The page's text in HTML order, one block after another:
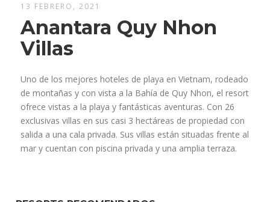
13 FEBRERO, 2021
Anantara Quy Nhon
Villas
Uno de los mejores hoteles de playa en Vietnam, rodeado
de montañas y con vista a la Bahía de Quy Nhon, el resort
ofrece vistas a la playa y fantásticas aventuras. Con 26
exclusivas villas en sus casi 3 hectáreas de propiedad con
salida a una cala privada. Sus villas están situadas frente al
mar y cuentan con piscina privada y una amplia terraza.